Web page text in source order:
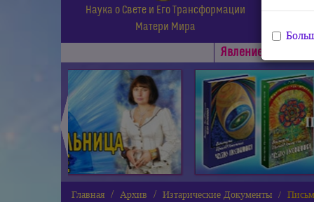
Наука о Свете и Его Трансформации
Матери Мира
Явлениe Матери
◄
Главная Архив Изтарические Документы